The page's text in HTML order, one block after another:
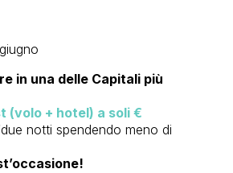
in una delle Capitali più
(volo + hotel) a soli €
notti spendendo meno di